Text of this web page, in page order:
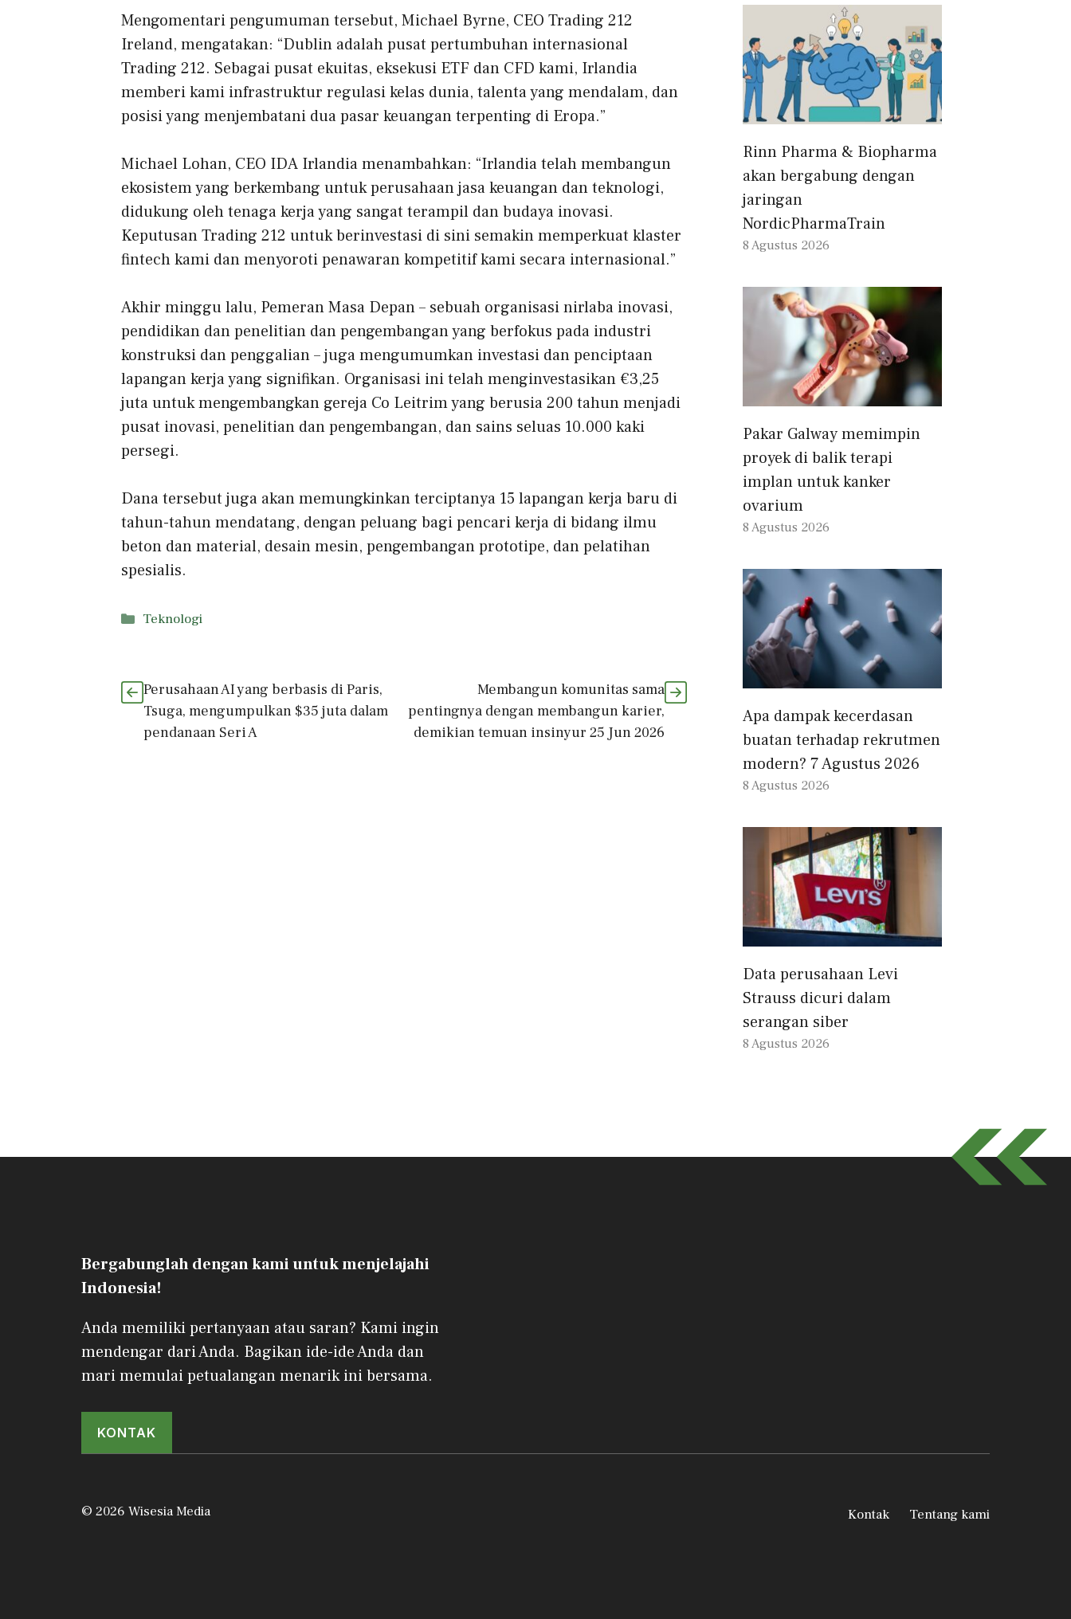
Mengomentari pengumuman tersebut, Michael Byrne, CEO Trading 212
Ireland, mengatakan: “Dublin adalah pusat pertumbuhan internasional
Trading 212. Sebagai pusat ekuitas, eksekusi ETF dan CFD kami, Irlandia
memberi kami infrastruktur regulasi kelas dunia, talenta yang mendalam, dan
posisi yang menjembatani dua pasar keuangan terpenting di Eropa.”
Michael Lohan, CEO IDA Irlandia menambahkan: “Irlandia telah membangun
ekosistem yang berkembang untuk perusahaan jasa keuangan dan teknologi,
didukung oleh tenaga kerja yang sangat terampil dan budaya inovasi.
Keputusan Trading 212 untuk berinvestasi di sini semakin memperkuat klaster
fintech kami dan menyoroti penawaran kompetitif kami secara internasional.”
Akhir minggu lalu, Pemeran Masa Depan– sebuah organisasi nirlaba inovasi,
pendidikan dan penelitian dan pengembangan yang berfokus pada industri
konstruksi dan penggalian – juga mengumumkan investasi dan penciptaan
lapangan kerja yang signifikan. Organisasi ini telah menginvestasikan €3,25
juta untuk mengembangkan gereja Co Leitrim yang berusia 200 tahun menjadi
pusat inovasi, penelitian dan pengembangan, dan sains seluas 10.000 kaki
persegi.
Dana tersebut juga akan memungkinkan terciptanya 15 lapangan kerja baru di
tahun-tahun mendatang, dengan peluang bagi pencari kerja di bidang ilmu
beton dan material, desain mesin, pengembangan prototipe, dan pelatihan
spesialis.
Kategori
Teknologi
Perusahaan AI yang berbasis di Paris,
Tsuga, mengumpulkan $35 juta dalam
pendanaan Seri A
Membangun komunitas sama
pentingnya dengan membangun karier,
demikian temuan insinyur 25 Jun 2026
Rinn Pharma & Biopharma
akan bergabung dengan
jaringan
NordicPharmaTrain
8 Agustus 2026
Pakar Galway memimpin
proyek di balik terapi
implan untuk kanker
ovarium
8 Agustus 2026
Apa dampak kecerdasan
buatan terhadap rekrutmen
modern? 7 Agustus 2026
8 Agustus 2026
Data perusahaan Levi
Strauss dicuri dalam
serangan siber
8 Agustus 2026
Bergabunglah dengan kami untuk menjelajahi
Indonesia!
Anda memiliki pertanyaan atau saran? Kami ingin
mendengar dari Anda. Bagikan ide-ide Anda dan
mari memulai petualangan menarik ini bersama.
KONTAK
© 2026 Wisesia Media Kontak Tentang kami